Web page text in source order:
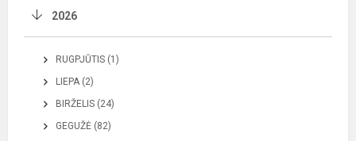
2026
RUGPJŪTIS (1)
LIEPA (2)
BIRŽELIS (24)
GEGUŽĖ (82)